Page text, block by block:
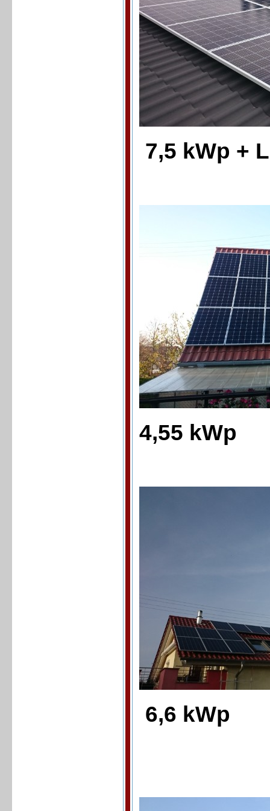
7,5 kWp +
4,55 kWp
6,6 kWp